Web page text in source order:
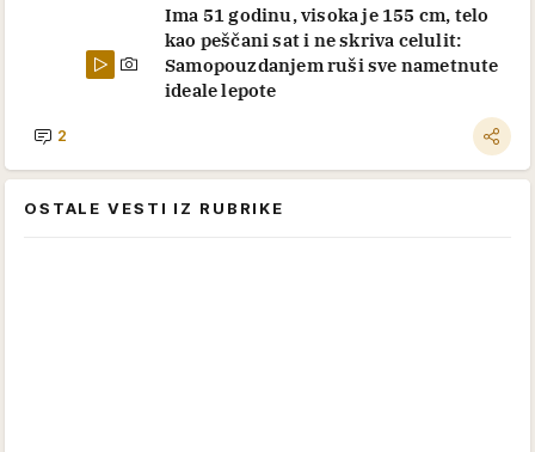
Ima 51 godinu, visoka je 155 cm, telo
kao peščani sat i ne skriva celulit:
Samopouzdanjem ruši sve nametnute
ideale lepote
2
OSTALE VESTI IZ RUBRIKE